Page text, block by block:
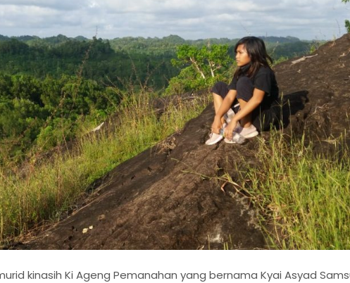
kinasih Ki Ageng Pemanahan yang bernama Kyai Asyad